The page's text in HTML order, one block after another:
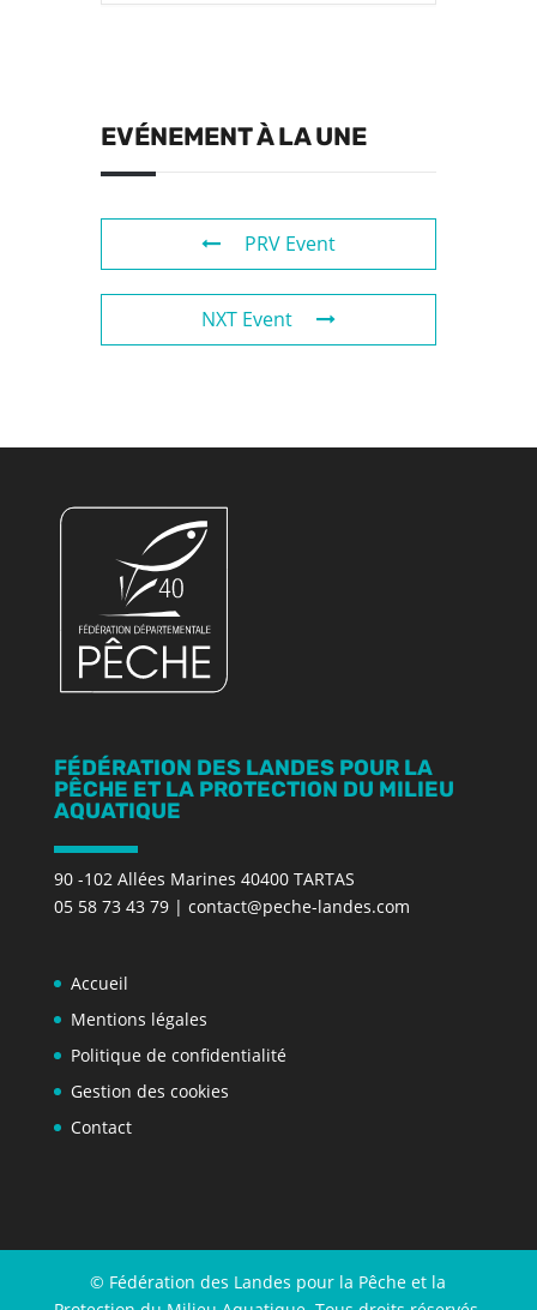
EVÉNEMENT À LA UNE
PRV Event
NXT Event
FÉDÉRATION DES LANDES POUR LA
PÊCHE ET LA PROTECTION DU MILIEU
AQUATIQUE
90 -102 Allées Marines 40400 TARTAS
05 58 73 43 79| contact@peche-landes.com
Accueil
Mentions légales
Politique de confidentialité
Gestion des cookies
Contact
© Fédération des Landes pour la Pêche et la